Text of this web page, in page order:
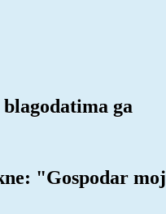
ga
"Gospodar moj